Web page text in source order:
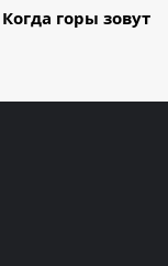
горы зовут